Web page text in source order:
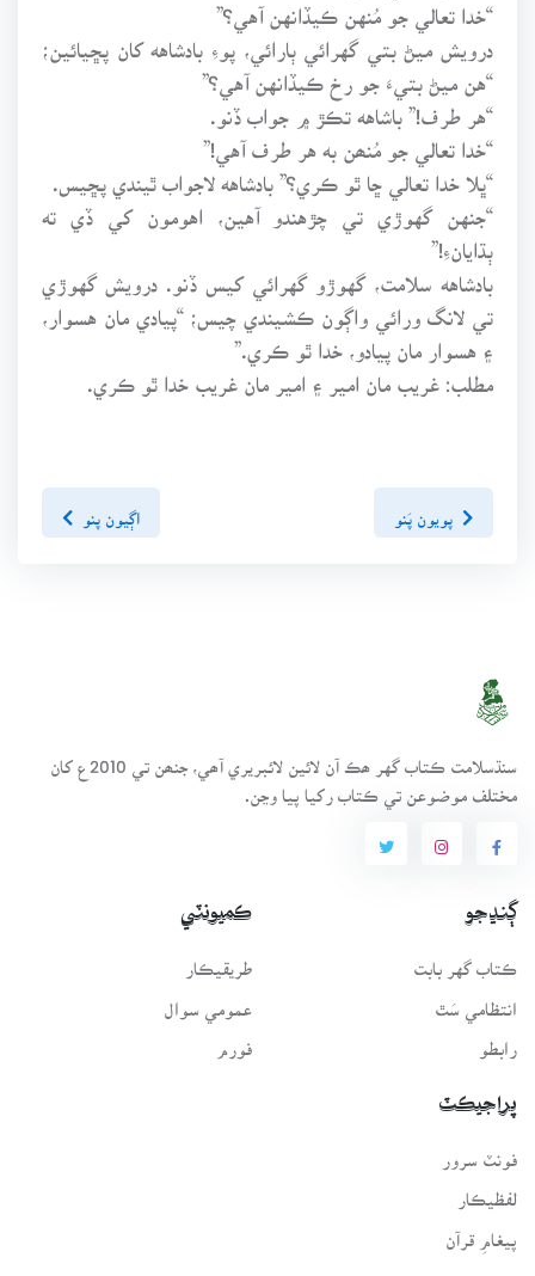
“خدا تعالي جو مُنهن ڪيڏانهن آهي؟”
درويش ميڻ بتي گهرائي ٻارائي، پوءِ بادشاهه کان پڇيائين؛
“هن ميڻ بتيءَ جو رخ ڪيڏانهن آهي؟”
“هر طرف!” باشاهه تڪڙ ۾ جواب ڏنو.
“خدا تعالي جو مُنھن به هر طرف آهي!”
“ڀلا خدا تعالي ڇا ٿو ڪري؟” بادشاهه لاجواب ٿيندي پڇيس.
“جنهن گهوڙي تي چڙهندو آهين، اهومون کي ڏي ته
ٻڌايانءِ!”
بادشاهه سلامت، گهوڙو گهرائي کيس ڏنو. درويش گهوڙي
تي لانگ ورائي واڳون ڪشيندي چيس؛ “پيادي مان هسوار،
۽ هسوار مان پيادو، خدا ٿو ڪري.”
مطلب: غريب مان امير ۽ امير مان غريب خدا ٿو ڪري.
پويون پَنو اڳيون پنو
سنڌسلامت ڪتاب گهر ھڪ آن لائين لائبريري آھي، جنھن تي 2010ع کان
مختلف موضوعن تي ڪتاب رکيا پيا وڃن.
ڳنڍجو
ڪتاب گهر بابت
انتظامي سَٿ
رابطو
ڪميونٽي
طريقيڪار
عمومي سوال
فورم
پراجيڪٽ
لفظيڪار
پيغامِ قرآن